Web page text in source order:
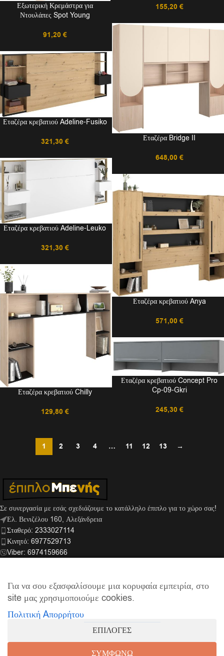
Εξωτερική Κρεμάστρα για
Ντουλάπες Spot Young
91,20 €
155,20 €
Εταζέρα Bridge II
648,00 €
Εταζέρα κρεβατιού Adeline-Fusiko
321,30 €
Εταζέρα κρεβατιού Adeline-Leuko
321,30 €
Εταζέρα κρεβατιού Anya
571,00 €
Εταζέρα κρεβατιού Chilly
129,80 €
Εταζέρα κρεβατιού Concept Pro
Cp-09-Gkri
245,30 €
1 2 3 4 … 11 12 13 →
Σε συνεργασία με εσάς σχεδιάζουμε το κατάλληλο έπιπλο για το χώρο σας!
Ελ. Βενιζέλου 160, Αλεξάνδρεια
Σταθερό: 2333027114
Κινητό: 6977529713
Viber: 6974159666
ΣΎΝΔΕΣΜΟΙ
ΠΛΗΡΟΦΟΡΊΕΣ
Έπιπλο Μπενής| Supported by
Για να σου εξασφαλίσουμε μια κορυφαία εμπειρία, στο
site μας χρησιμοποιούμε cookies.
Πολιτική Aπορρήτου
ΕΠΙΛΟΓΕΣ
ΣΥΜΦΩΝΩ